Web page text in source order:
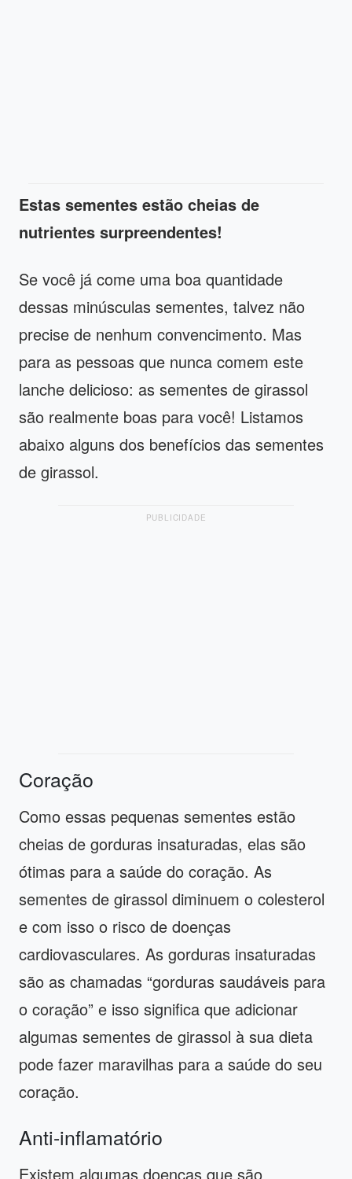
Estas sementes estão cheias de
nutrientes surpreendentes!
Se você já come uma boa quantidade
dessas minúsculas sementes, talvez não
precise de nenhum convencimento. Mas
para as pessoas que nunca comem este
lanche delicioso: as sementes de girassol
são realmente boas para você! Listamos
abaixo alguns dos benefícios das sementes
de girassol.
PUBLICIDADE
Coração
Como essas pequenas sementes estão
cheias de gorduras insaturadas, elas são
ótimas para a saúde do coração. As
sementes de girassol diminuem o colesterol
e com isso o risco de doenças
cardiovasculares. As gorduras insaturadas
são as chamadas “gorduras saudáveis ​​para
o coração” e isso significa que adicionar
algumas sementes de girassol à sua dieta
pode fazer maravilhas para a saúde do seu
coração.
Anti-inflamatório
Existem algumas doenças que são